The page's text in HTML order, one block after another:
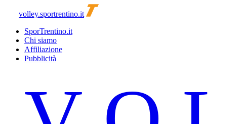
volley.sportrentino.it
SporTrentino.it
Chi siamo
Affiliazione
Pubblicità